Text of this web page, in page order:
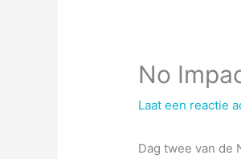
No
Laat een reactie
Dag twee van de